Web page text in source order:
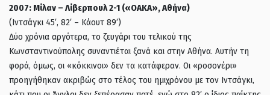
2007: Mίλαν – Λίβερπουλ 2-1 («ΟΑΚΑ», Αθήνα)
(Ιντσάγκι 45′, 82′ – Κάουτ 89′)
Δύο χρόνια αργότερα, το ζευγάρι του τελικού της
Κωνσταντινούπολης συναντιέται ξανά και στην Αθήνα. Αυτήν τη
φορά, όμως, οι «κόκκινοι» δεν τα κατάφεραν. Οι «ροσονέρι»
προηγήθηκαν ακριβώς στο τέλος του ημιχρόνου με τον Ιντσάγκι,